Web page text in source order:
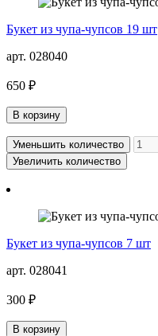
Букет из чупа-чупсов 19 шт
арт. 028040
650 ₽
В корзину
Уменьшить количество
Увеличить количество
Букет из чупа-чупсов 7 шт
арт. 028041
300 ₽
В корзину